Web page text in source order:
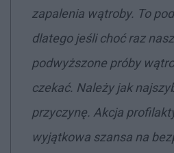
zapalenia wątroby. To
dlatego jeśli choć raz
podwyższone próby
czekać. Należy jak
przyczynę. Akcja
wyjątkowa szansa na